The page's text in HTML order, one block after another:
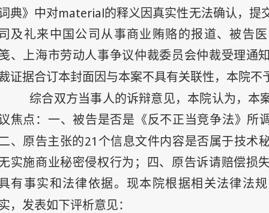
典》中对material的释义因真实性无法确认，提
及礼来中国公司从事商业贿赂的报道、被告
、上海市劳动人事争议仲裁委员会仲裁受理通
证据合订本封面因与本案不具有关联性，本院不
综合双方当事人的诉辩意见，本院认为，本
焦点：一、被告是否是《反不正当竞争法》所
、原告主张的21 个信息文件内容是否属于技术
实施商业秘密侵权行为；四、原告诉请赔偿损
有事实和法律依据。现本院根据相关法律法
，发表如下评析意见：